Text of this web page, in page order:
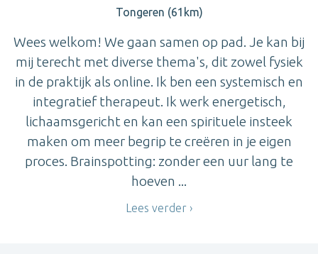
Tongeren (61km)
Wees welkom! We gaan samen op pad. Je kan bij
mij terecht met diverse thema's, dit zowel fysiek
in de praktijk als online. Ik ben een systemisch en
integratief therapeut. Ik werk energetisch,
lichaamsgericht en kan een spirituele insteek
maken om meer begrip te creëren in je eigen
proces. Brainspotting: zonder een uur lang te
hoeven ...
Lees verder